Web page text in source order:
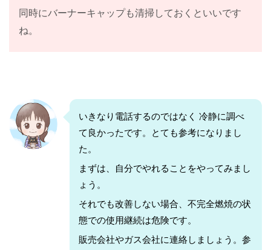
同時にバーナーキャップも清掃しておくといいです
ね。
いきなり電話するのではなく 冷静に調べ
て良かったです。とても参考になりまし
た。
まずは、自分でやれることをやってみまし
ょう。
それでも改善しない場合、不完全燃焼の状
態での使用継続は危険です。
販売会社やガス会社に連絡しましょう。参